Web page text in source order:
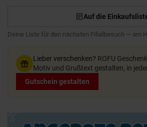
Auf die
Deine Liste für den nächsten Filialbesuch — am
Lieber verschenken? ROFU
Motiv und Grußtext gestalten, in
Gutschein gestalten